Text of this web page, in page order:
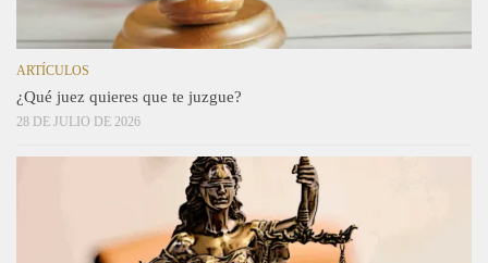
ARTÍCULOS
¿Qué juez quieres que te juzgue?
28 DE JULIO DE 2026